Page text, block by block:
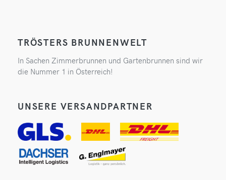
TRÖSTERS BRUNNENWELT
In Sachen Zimmerbrunnen und Gartenbrunnen sind wir
die Nummer 1 in Österreich!
UNSERE VERSANDPARTNER